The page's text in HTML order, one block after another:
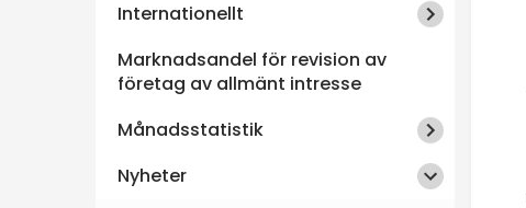
o
Internationellt
Marknadsandel för revision av
företag av allmänt intresse
Månadsstatistik
Nyheter